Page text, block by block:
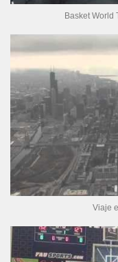
Basket World
Viaje